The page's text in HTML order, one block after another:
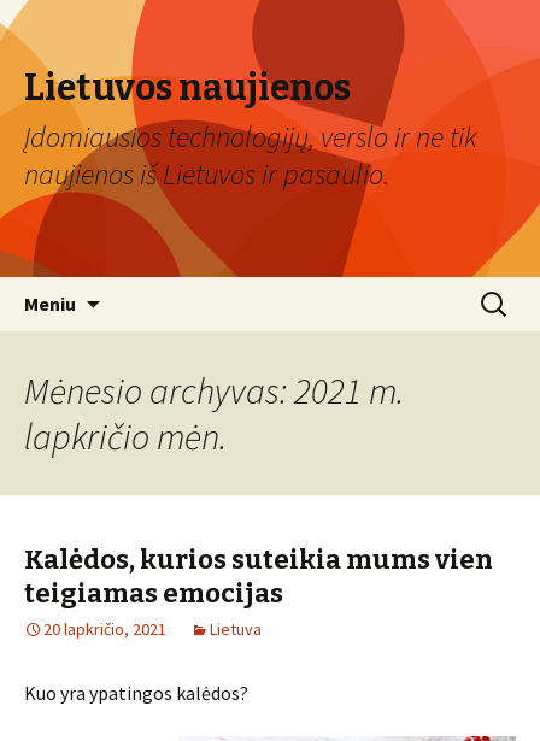
Lietuvos naujienos
Įdomiausios technologijų, verslo ir ne tik
naujienos iš Lietuvos ir pasaulio.
Meniu Ieškoti:
Mėnesio archyvas: 2021 m.
lapkričio mėn.
Kalėdos, kurios suteikia mums vien
teigiamas emocijas
20 lapkričio, 2021 Lietuva
Kuo yra ypatingos kalėdos?